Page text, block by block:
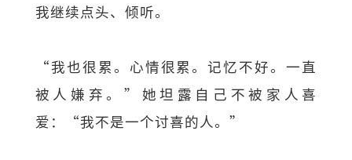
我继续点头、倾听。
“我也很累。心情很累。记忆不好。一直
被人嫌弃。”她坦露自己不被家人喜
爱：“我不是一个讨喜的人。”